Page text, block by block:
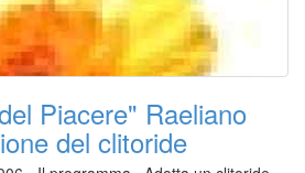
Piacere" Raeliano
del clitoride